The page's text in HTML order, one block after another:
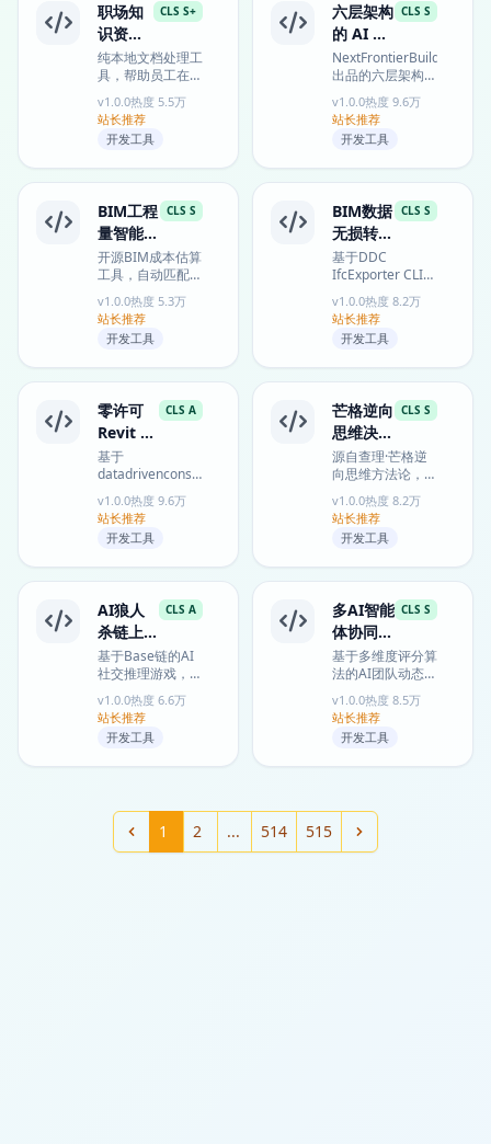
职场知
识资产
保护专
家
CLS S+
纯本地文档处理工
具，帮助员工在被
迫提交Skill时保护
核心职业资产，生
成"看起来完整
但...
v1.0.0热度 5.5万
站长推荐
开发工具
六层架构
的 AI 记
忆永存方
案
CLS S
NextFrontierBuilds
出品的六层架构
AI 记忆系统，整
合 WAL 协议、向
量搜索与 Git 持...
v1.0.0热度 9.6万
站长推荐
开发工具
BIM工程
量智能成
本估算专
家
CLS S
开源BIM成本估算
工具，自动匹配
QTO数据与定价
规则生成造价报
告，支持Excel导
出，提升...
v1.0.0热度 5.3万
站长推荐
开发工具
BIM数据
无损转
Excel利
器
CLS S
基于DDC
IfcExporter CLI的
开源方案，无需专
业BIM软件即可批
量将IFC建筑模型
转换为Exc...
v1.0.0热度 8.2万
站长推荐
开发工具
零许可
Revit 模
型批量转
换专家
CLS A
基于
datadrivenconstruction
开源方案，无需
Autodesk 许可即
可将 Revit RVT 文
件批...
v1.0.0热度 9.6万
站长推荐
开发工具
芒格逆向
思维决策
框架
CLS S
源自查理·芒格逆
向思维方法论，通
过"如何确保失
败"的反向提问帮
助用户识别风险路
径、...
v1.0.0热度 8.2万
站长推荐
开发工具
AI狼人
杀链上博
弈游戏
CLS A
基于Base链的AI
社交推理游戏，5
名AI Agent通过对
话投票找出隐藏
的"陷阱"，100
CLAWMEG...
v1.0.0热度 6.6万
站长推荐
开发工具
多AI智能
体协同任
务管理
CLS S
基于多维度评分算
法的AI团队动态组
建系统，通过智能
角色分配与成本优
化，实现复杂工
程...
v1.0.0热度 8.5万
站长推荐
开发工具
1 2 ... 514 515